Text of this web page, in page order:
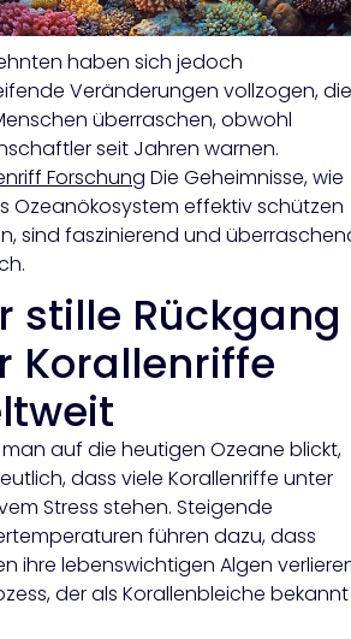
haben sich jedoch
Veränderungen vollzogen, die
überraschen, obwohl
seit Jahren warnen.
Forschung Die Geheimnisse, wie
Ozeanökosystem effektiv schützen
sind faszinierend und
stille Rückgang
Korallenriffe
auf die heutigen Ozeane blickt,
dass viele Korallenriffe unter
Stress stehen. Steigende
führen dazu, dass
ihre lebenswichtigen Algen
der als Korallenbleiche bekannt